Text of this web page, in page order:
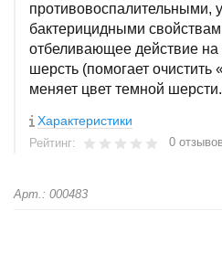
противовоспалительными,
бактерицидными
отбеливающее действие
шерсть (помогает
меняет цвет темной шерсти.
Характеристики
Рейтинг: 0
Арт.: 000483